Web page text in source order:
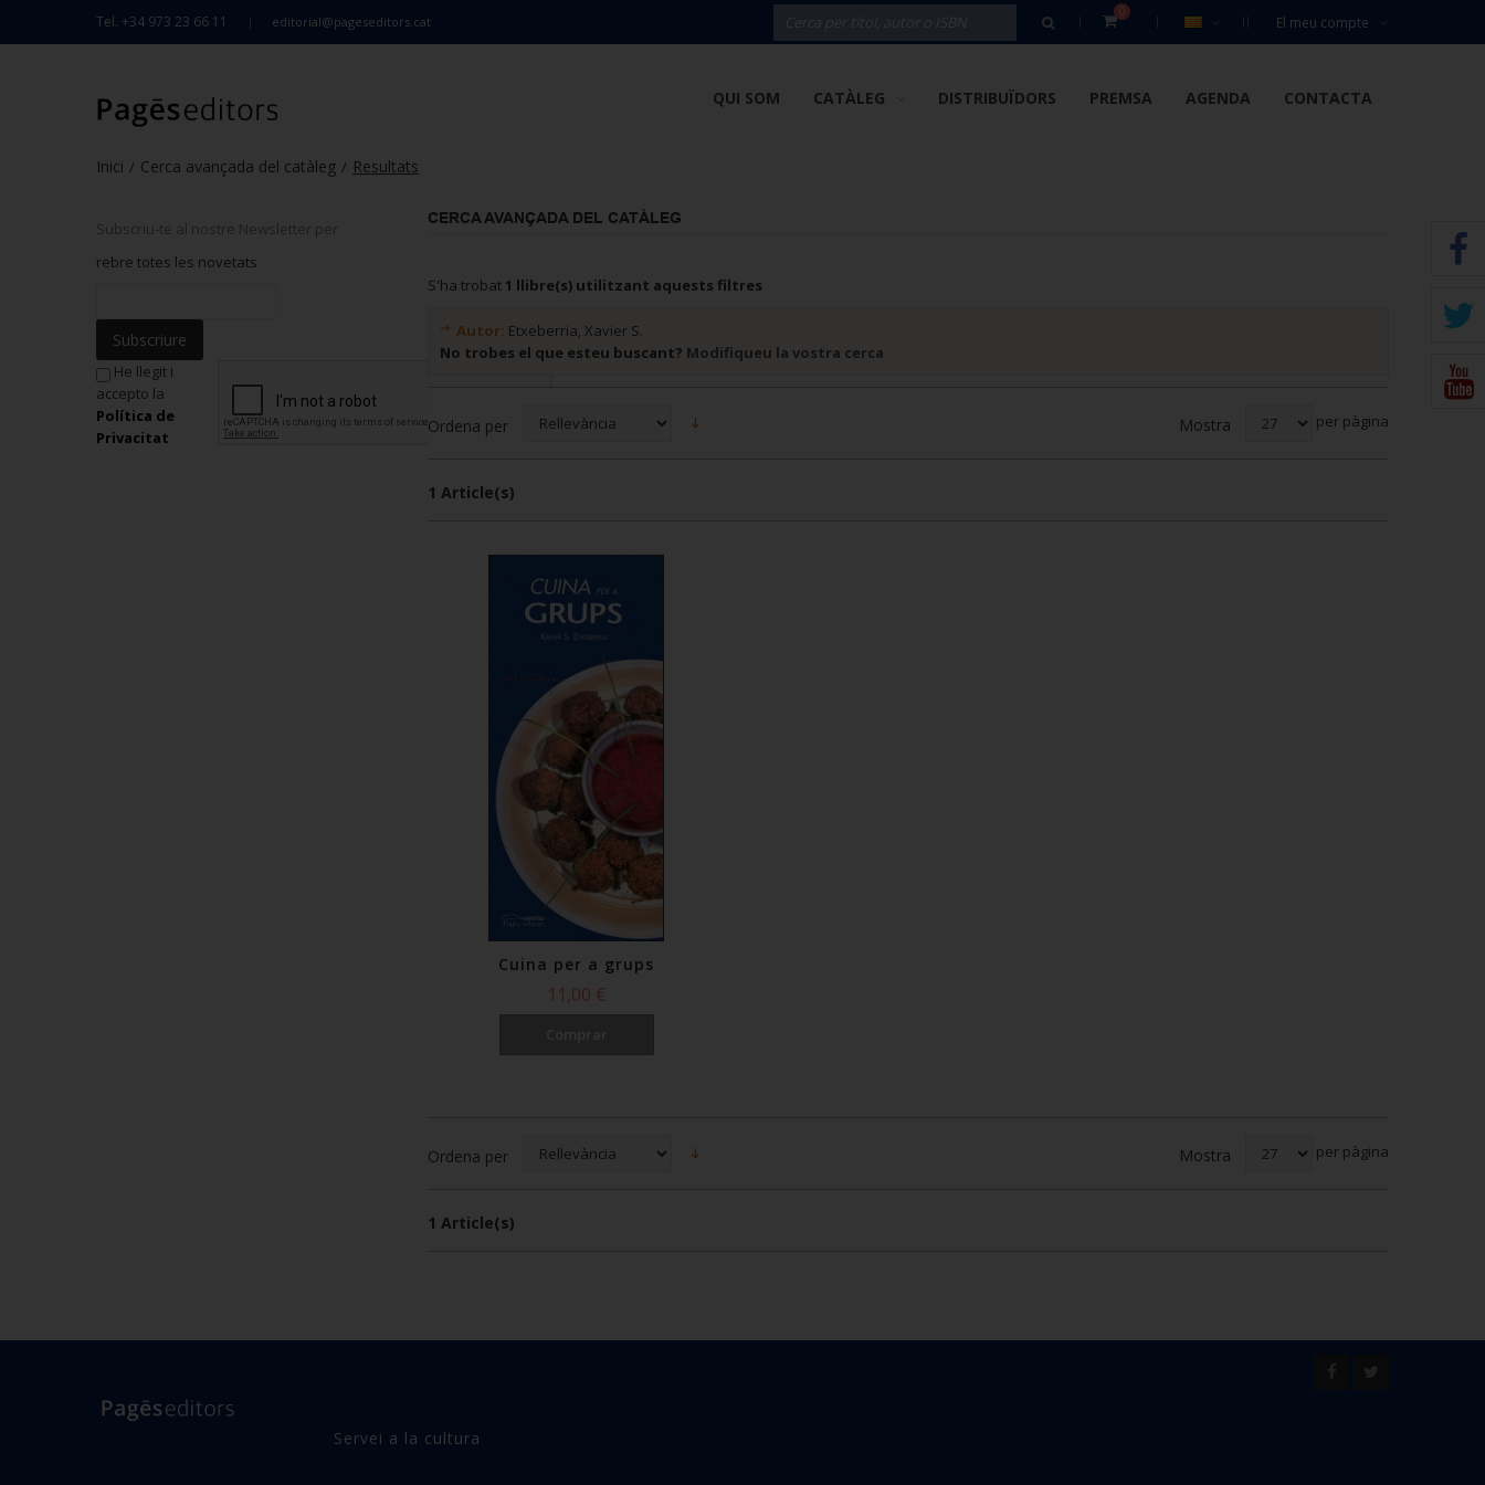
Tel. +34 973 23 66 11 editorial@pageseditors.cat El meu compte
0
QUI SOM CATÀLEG DISTRIBUÏDORS PREMSA AGENDA CONTACTA
Inici / Cerca avançada del catàleg / Resultats
Subscriu-te al nostre Newsletter per
rebre totes les novetats
Subscriure
He llegit i
accepto la
Política de
Privacitat
CERCA AVANÇADA DEL CATÀLEG
S'ha trobat 1 llibre(s) utilitzant aquests filtres
Autor: Etxeberria, Xavier S.
No trobes el que esteu buscant? Modifiqueu la vostra cerca
Ordena per Mostra per pàgina
1 Article(s)
Cuina per a grups
11,00 €
Ordena per Mostra per pàgina
1 Article(s)
Servei a la cultura